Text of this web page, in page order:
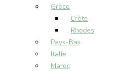
Grèce
Crète
Rhodes
Pays-Bas
Italie
Maroc